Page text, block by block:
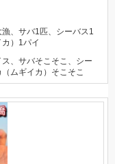
、サバ1匹、シーバス1
）1パイ
、サバそこそこ、シー
ムギイカ）そこそこ